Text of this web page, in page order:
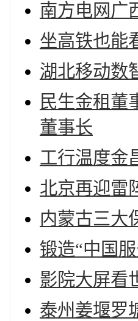
南方电网广
坐高铁也能
湖北移动数
民生金租董
董事长
工行温度金
北京再迎雷
内蒙古三大
锻造“中国
影院大屏看
泰州姜堰罗